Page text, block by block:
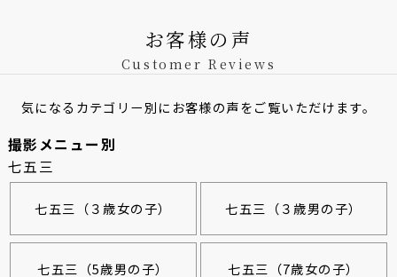
お客様の声
Customer Reviews
気になるカテゴリー別にお客様の声をご覧いただけます。
撮影メニュー別
七五三
七五三（３歳女の子） 七五三（３歳男の子）
七五三（5歳男の子） 七五三（7歳女の子）